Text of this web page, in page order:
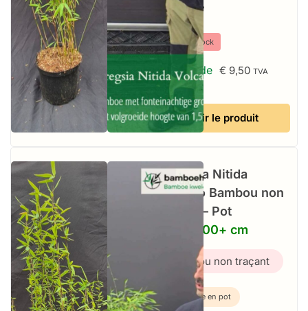
par mètre
⤫Hors stock
À partir de € 9,50 TVA
incluse
Voir le produit
Fargesia Nitida
Volcano Bambou non
traçant – Pot
2,5L – 100+ cm
Bambou non traçant
Plante en pot